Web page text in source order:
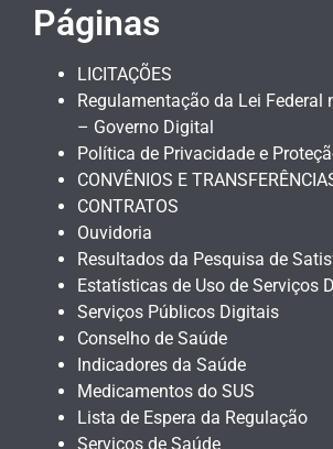
Páginas
LICITAÇÕES
Regulamentação da Lei Federal
– Governo Digital
Política de Privacidade e
CONVÊNIOS E
CONTRATOS
Ouvidoria
Resultados da Pesquisa de
Estatísticas de Uso de Serviços
Serviços Públicos Digitais
Conselho de Saúde
Indicadores da Saúde
Medicamentos do SUS
Lista de Espera da Regulação
Serviços de Saúde